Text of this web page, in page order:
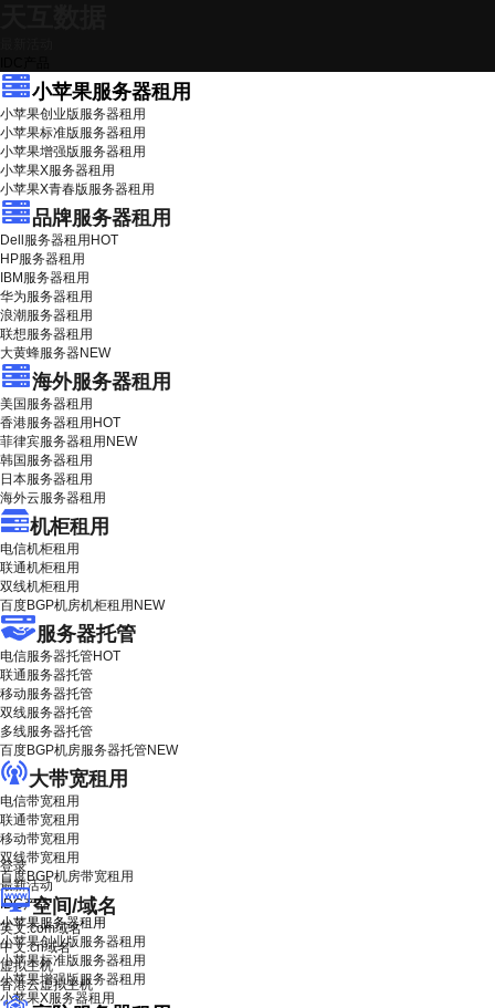
小苹果服务器租用
小苹果创业版服务器租用
小苹果标准版服务器租用
小苹果增强版服务器租用
小苹果X服务器租用
小苹果X青春版服务器租用
品牌服务器租用
Dell服务器租用 HOT
HP服务器租用
IBM服务器租用
华为服务器租用
浪潮服务器租用
联想服务器租用
大黄蜂服务器NEW
海外服务器租用
美国服务器租用
香港服务器租用 HOT
菲律宾服务器租用 NEW
韩国服务器租用
日本服务器租用
海外云服务器租用
机柜租用
电信机柜租用
联通机柜租用
双线机柜租用
百度BGP机房机柜租用 NEW
服务器托管
电信服务器托管HOT
联通服务器托管
移动服务器托管
双线服务器托管
多线服务器托管
百度BGP机房服务器托管NEW
大带宽租用
电信带宽租用
联通带宽租用
移动带宽租用
双线带宽租用
百度BGP机房带宽租用
空间/域名
英文.com域名
中文.cn域名
虚拟主机
香港云虚拟主机
登录
最新活动
IDC产品
小苹果服务器租用
小苹果创业版服务器租用
小苹果标准版服务器租用
小苹果增强版服务器租用
小苹果X服务器租用